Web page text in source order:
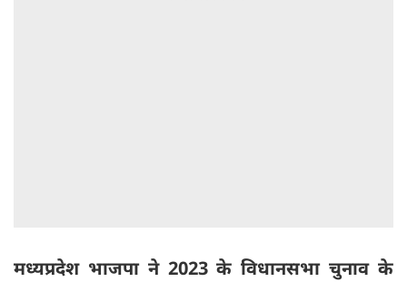
मध्यप्रदेश भाजपा ने 2023 के विधानसभा चुनाव के